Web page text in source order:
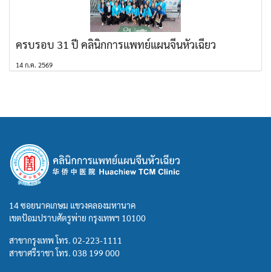
ครบรอบ 31 ปี คลินิกการแพทย์แผนจีนหัวเฉียว
14 ก.ค. 2569
14 ซอยนาคเกษม แขวงคลองมหานาค
เขตป้อมปราบศัตรูพ่าย กรุงเทพฯ 10100
สาขากรุงเทพ โทร. 02-223-1111
สาขาศรีราชา โทร. 038 199 000